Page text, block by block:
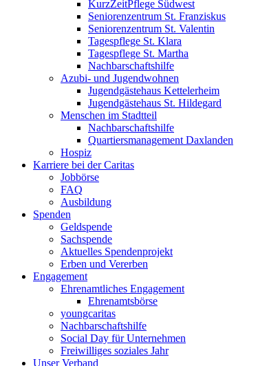
KurzZeitPflege Südwest
Seniorenzentrum St. Franziskus
Seniorenzentrum St. Valentin
Tagespflege St. Klara
Tagespflege St. Martha
Nachbarschaftshilfe
Azubi- und Jugendwohnen
Jugendgästehaus Kettelerheim
Jugendgästehaus St. Hildegard
Menschen im Stadtteil
Nachbarschaftshilfe
Quartiersmanagement Daxlanden
Hospiz
Karriere bei der Caritas
Jobbörse
FAQ
Ausbildung
Spenden
Geldspende
Sachspende
Aktuelles Spendenprojekt
Erben und Vererben
Engagement
Ehrenamtliches Engagement
Ehrenamtsbörse
youngcaritas
Nachbarschaftshilfe
Social Day für Unternehmen
Freiwilliges soziales Jahr
Unser Verband